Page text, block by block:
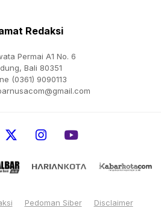
Redaksi
Permai A1 No. 6
Bali 80351
(0361) 9090113
Pedoman Siber Disclaimer